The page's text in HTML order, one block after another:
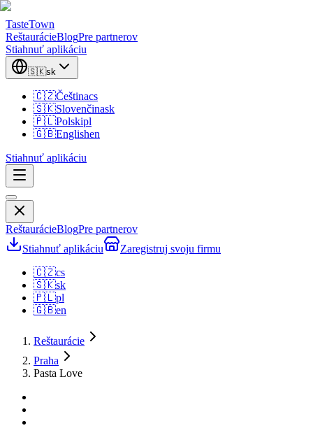
TasteTown
ReštaurácieBlogPre partnerov
Stiahnuť aplikáciu
🇸🇰sk
🇨🇿Češtinacs
🇸🇰Slovenčinask
🇵🇱Polskipl
🇬🇧Englishen
Stiahnuť aplikáciu
ReštaurácieBlogPre partnerov
Stiahnuť aplikáciu
Zaregistruj svoju firmu
🇨🇿cs
🇸🇰sk
🇵🇱pl
🇬🇧en
Reštaurácie
Praha
Pasta Love